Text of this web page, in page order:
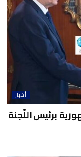
أخبار
برئيس اللّجنة